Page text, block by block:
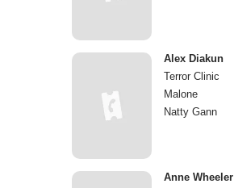
Alex Diakun
Terror Clinic
Malone
Natty Gann
Anne Wheeler